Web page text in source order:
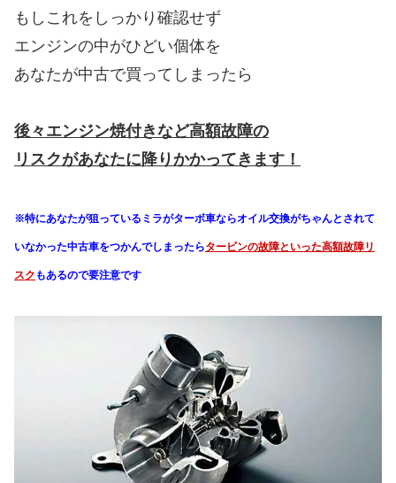
もしこれをしっかり確認せず
エンジンの中がひどい個体を
あなたが中古で買ってしまったら
後々エンジン焼付きなど高額故障の
リスクがあなたに降りかかってきます！
※特にあなたが狙っているミラがターボ車ならオイル交換がちゃんとされて
いなかった中古車をつかんでしまったらタービンの故障といった高額故障リ
スク もあるので要注意です